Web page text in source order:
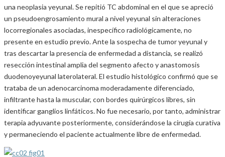
una neoplasia yeyunal. Se repitió TC abdominal en el que se apreció
un pseudoengrosamiento mural a nivel yeyunal sin alteraciones
locorregionales asociadas, inespecífico radiológicamente, no
presente en estudio previo. Ante la sospecha de tumor yeyunal y
tras descartar la presencia de enfermedad a distancia, se realizó
resección intestinal amplia del segmento afecto y anastomosis
duodenoyeyunal laterolateral. El estudio histológico confirmó que se
trataba de un adenocarcinoma moderadamente diferenciado,
infiltrante hasta la muscular, con bordes quirúrgicos libres, sin
identificar ganglios linfáticos. No fue necesario, por tanto, administrar
terapia adyuvante posteriormente, considerándose la cirugía curativa
y permaneciendo el paciente actualmente libre de enfermedad.